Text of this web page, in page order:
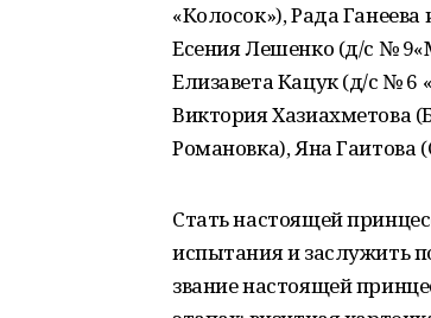
«Колосок»), Рада
Есения Лешенко (д/с №
Елизавета Кацук (д/с №
Виктория Хазиахметова
Романовка), Яна
Стать настоящей
испытания и заслужить
звание настоящей